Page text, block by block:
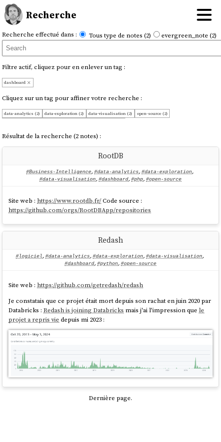
Recherche
Recherche effectué dans : Tous type de notes (2) evergreen_note (2)
Filtre actif, cliquez pour en enlever un tag :
dashboard
Cliquez sur un tag pour affiner votre recherche :
data-analytics (2) data-exploration (2) data-visualisation (2)
open-source (2)
Résultat de la recherche (2 notes) :
RootDB
#Business-Intelligence, #data-analytics, #data-exploration,
#data-visualisation, #dashboard, #php, #open-source
Site web : https://www.rootdb.fr/Code source :
https://github.com/orgs/RootDBApp/repositories
Redash
#logiciel, #data-analytics, #data-exploration, #data-visualisation,
#dashboard, #python, #open-source
Site web : https://github.com/getredash/redash
Je constatais que ce projet était mort depuis son rachat en juin 2020 par
Databricks :Redash is joining Databricks mais j'ai l'impression que le
projet a repris vie depuis mi 2023 :
Dernière page.